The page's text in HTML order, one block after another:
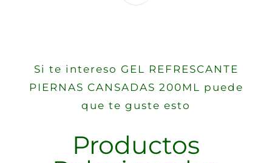
Si te intereso GEL REFRESCANTE
PIERNAS CANSADAS 200ML puede
que te guste esto
Productos